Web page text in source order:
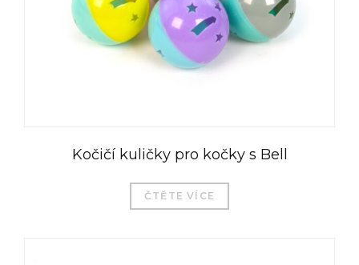
Kočičí kuličky pro kočky s Bell
ČTĚTE VÍCE